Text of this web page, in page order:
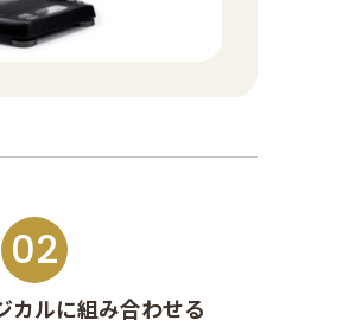
02
カルに組み合わせる